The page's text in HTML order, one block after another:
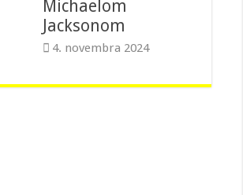
Michaelom
Jacksonom
4. novembra 2024